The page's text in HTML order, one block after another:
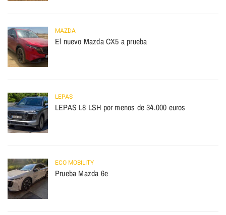
MAZDA
El nuevo Mazda CX5 a prueba
LEPAS
LEPAS L8 LSH por menos de 34.000 euros
ECO MOBILITY
Prueba Mazda 6e